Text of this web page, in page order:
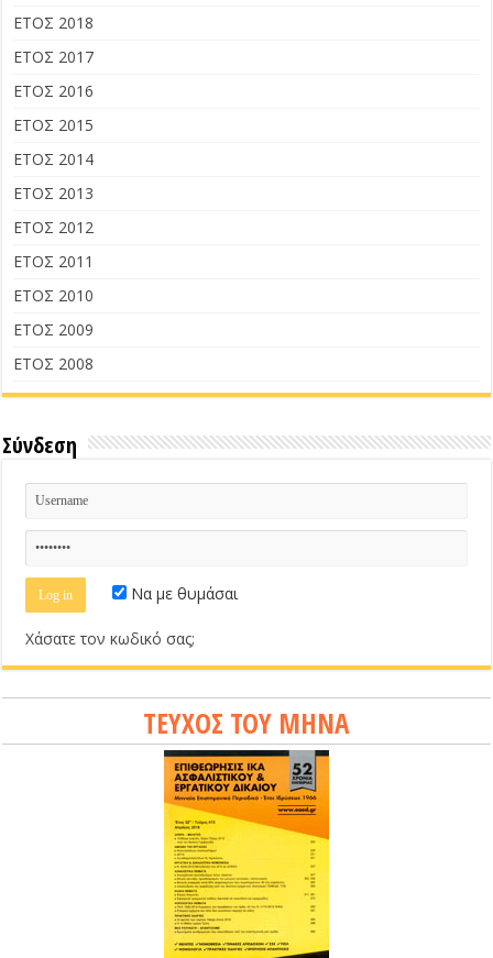
ΕΤΟΣ 2018
ΕΤΟΣ 2017
ΕΤΟΣ 2016
ΕΤΟΣ 2015
ΕΤΟΣ 2014
ΕΤΟΣ 2013
ΕΤΟΣ 2012
ΕΤΟΣ 2011
ΕΤΟΣ 2010
ΕΤΟΣ 2009
ΕΤΟΣ 2008
Σύνδεση
Να με θυμάσαι
Χάσατε τον κωδικό σας;
ΤΕΥΧΟΣ ΤΟΥ ΜΗΝΑ